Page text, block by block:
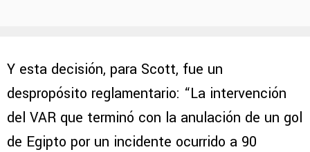
Y esta decisión, para Scott, fue un
despropósito reglamentario: “La intervención
del VAR que terminó con la anulación de un gol
de Egipto por un incidente ocurrido a 90